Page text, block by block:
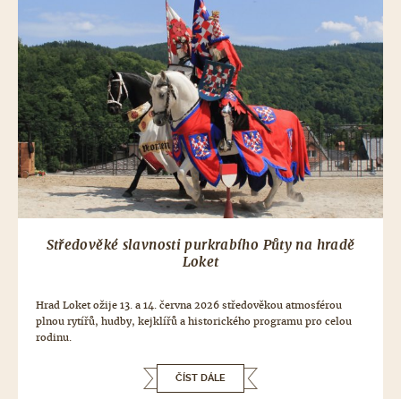
Středověké slavnosti purkrabího Půty na hradě
Loket
Hrad Loket ožije 13. a 14. června 2026 středověkou atmosférou
plnou rytířů, hudby, kejklířů a historického programu pro celou
rodinu.
ČÍST DÁLE